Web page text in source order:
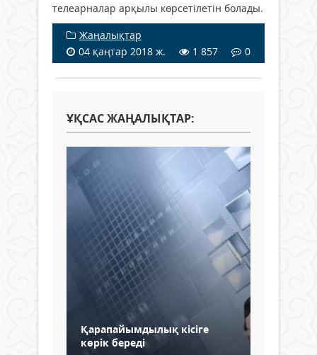
телеарналар арқылы көрсетілетін болады.
Жаңалықтар
04 қаңтар 2018 ж.
1 857 0
ҰҚСАС ЖАҢАЛЫҚТАР:
Қарапайымдылық кісіге
көрік береді